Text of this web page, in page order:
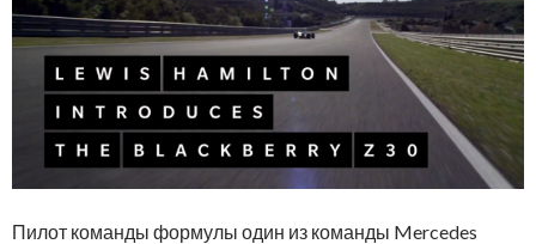
Пилот команды формулы один из команды Mercedes